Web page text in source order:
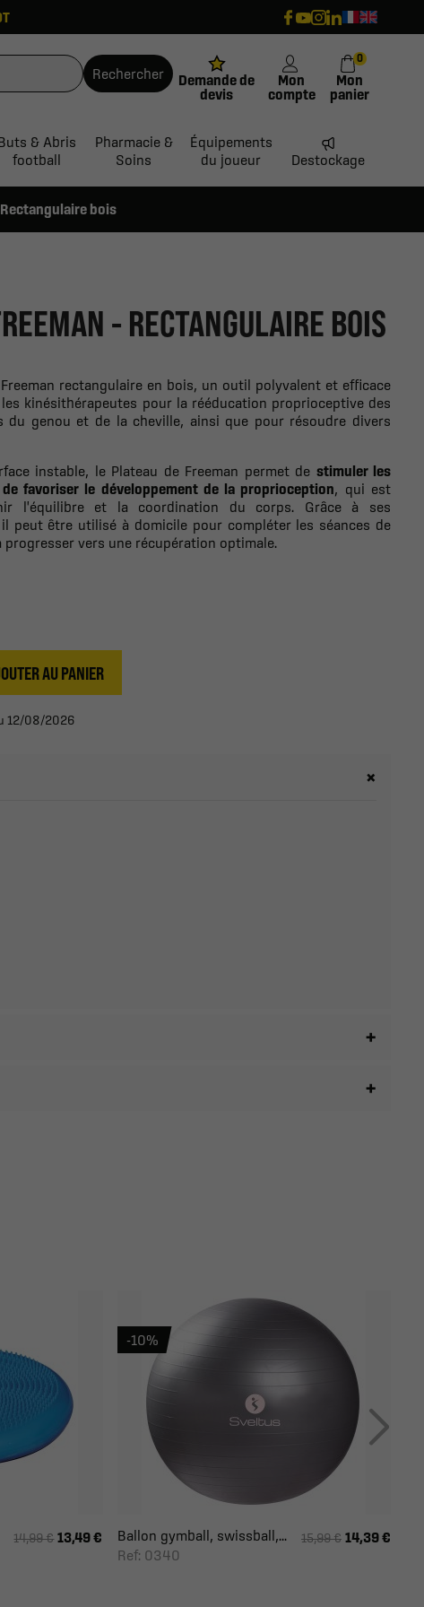
Rechercher
Demande de
devis
Mon
compte
Mon
panier
0
& Abris
football
Pharmacie &
Soins
Équipements
du joueur
Destockage
bois
- RECTANGULAIRE BOIS
rectangulaire en bois, un outil polyvalent et efficace
kinésithérapeutes pour la rééducation proprioceptive des
du genou et de la cheville, ainsi que pour résoudre divers
instable, le Plateau de Freeman permet de stimuler les
favoriser le développement de la proprioception, qui est
l'équilibre et la coordination du corps. Grâce à ses
peut être utilisé à domicile pour compléter les séances de
vers une récupération optimale.
AU PANIER
12/08/2026
14,99 € 13,49 €
Ballon gymball, swissball,...
Ref: 0340
15,99 € 14,39 €
-10%